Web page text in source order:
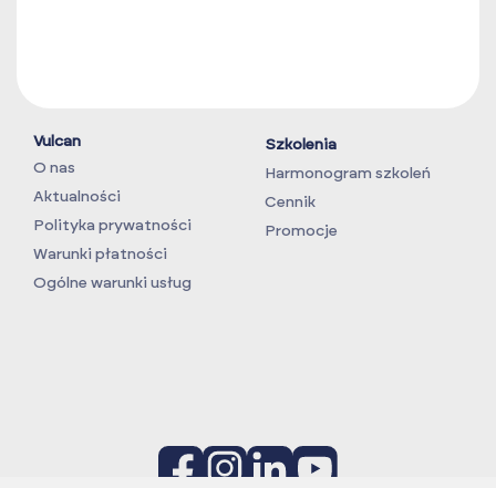
Vulcan
O nas
Aktualności
Polityka prywatności
Warunki płatności
Ogólne warunki usług
Szkolenia
Harmonogram szkoleń
Cennik
Promocje